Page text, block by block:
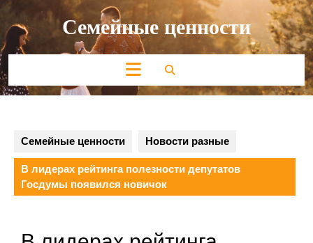
Перейти
содержимому Семейные ценности
Кнопка
Открыть
Семейные ценности Новости разные
В лидерах рейтинга полезности депутатов
Госдумы появился новичок